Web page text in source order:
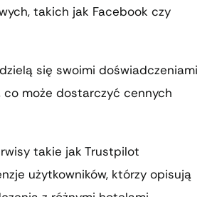
takich jak Facebook czy
się swoimi doświadczeniami
co może dostarczyć cennych
takie jak Trustpilot
użytkowników, którzy opisują